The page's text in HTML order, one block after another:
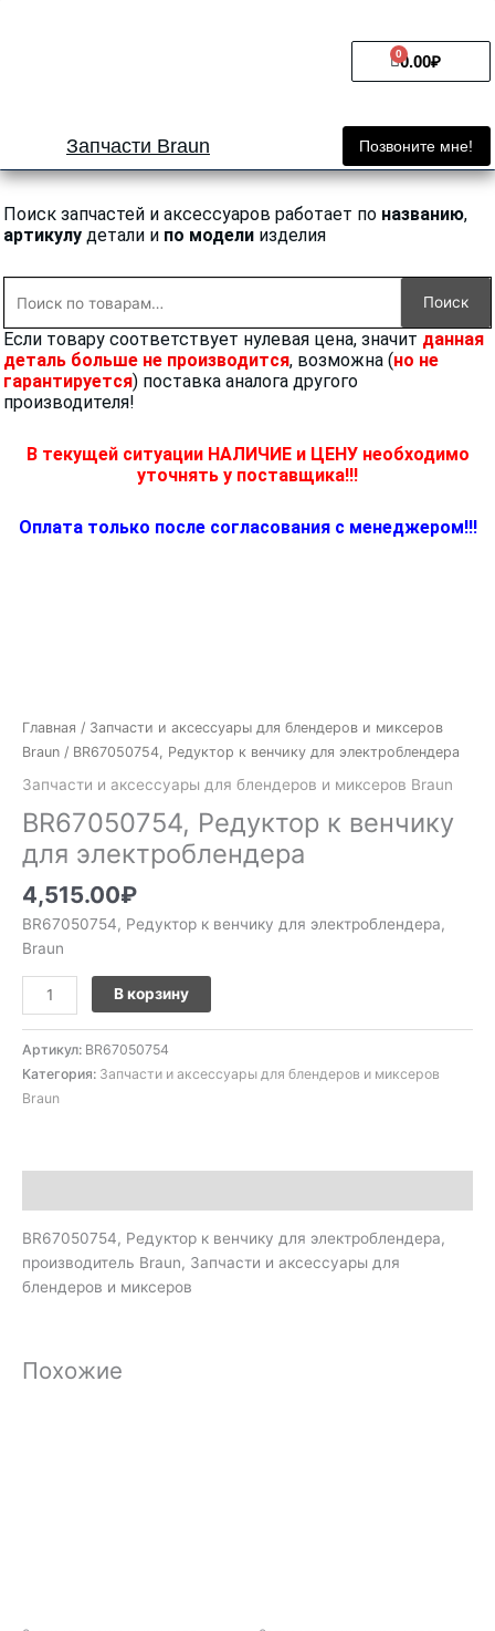
0.00₽
0
Cart
Запчасти Braun Позвоните мне!
Поиск запчастей и аксессуаров работает по названию,
артикулу детали и по модели изделия
Поиск
Если товару соответствует нулевая цена, значит данная
деталь больше не производится, возможна (но не
гарантируется) поставка аналога другого
производителя!
В текущей ситуации НАЛИЧИЕ и ЦЕНУ необходимо
уточнять у поставщика!!!
Оплата только после согласования с менеджером!!!
Главная / Запчасти и аксессуары для блендеров и миксеров
Braun / BR67050754, Редуктор к венчику для электроблендера
Запчасти и аксессуары для блендеров и миксеров Braun
BR67050754, Редуктор к венчику
для электроблендера
4,515.00₽
BR67050754, Редуктор к венчику для электроблендера,
Braun
BR67050754,
Редуктор
венчику
для
В корзину
Артикул: BR67050754
Категория: Запчасти и аксессуары для блендеров и миксеров
Braun
BR67050754, Редуктор к венчику для электроблендера,
производитель Braun, Запчасти и аксессуары для
блендеров и миксеров
Похожие